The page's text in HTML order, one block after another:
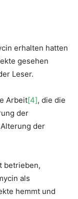
erhalten hatten
gesehen
Leser.
Arbeit[4], die die
der
der
betrieben,
als
hemmt und